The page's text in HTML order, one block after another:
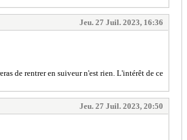
Jeu. 27 Juil. 2023, 16:36
de rentrer en suiveur n'est rien. L'intérêt de ce
Jeu. 27 Juil. 2023, 20:50